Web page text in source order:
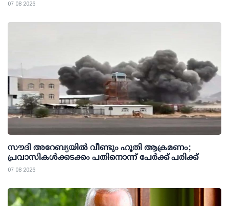
07 08 2026
സൗദി അറേബ്യയില്‍ വീണ്ടും ഹൂതി ആക്രമണം;
പ്രവാസികള്‍ക്കടക്കം പതിനൊന്ന് പേര്‍ക്ക് പരിക്ക്
07 08 2026